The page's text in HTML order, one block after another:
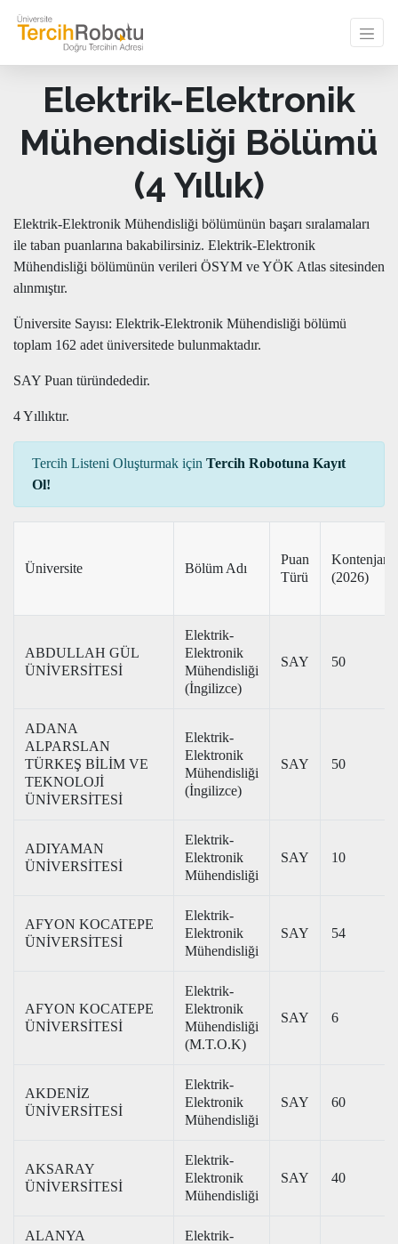
Elektrik-Elektronik
Mühendisliği Bölümü
(4 Yıllık)
Elektrik-Elektronik Mühendisliği bölümünün başarı sıralamaları
ile taban puanlarına bakabilirsiniz. Elektrik-Elektronik
Mühendisliği bölümünün verileri ÖSYM ve YÖK Atlas sitesinden
alınmıştır.
Üniversite Sayısı: Elektrik-Elektronik Mühendisliği bölümü
toplam 162 adet üniversitede bulunmaktadır.
SAY Puan türündededir.
4 Yıllıktır.
Tercih Listeni Oluşturmak için Tercih Robotuna Kayıt
Ol!
Üniversite Bölüm Adı
Puan
Türü
Kontenjan
(2026)
ABDULLAH GÜL
ÜNİVERSİTESİ
Elektrik-
Elektronik
Mühendisliği
(İngilizce)
SAY 50
ADANA
ALPARSLAN
TÜRKEŞ BİLİM VE
TEKNOLOJİ
ÜNİVERSİTESİ
Elektrik-
Elektronik
Mühendisliği
(İngilizce)
SAY 50
ADIYAMAN
ÜNİVERSİTESİ
Elektrik-
Elektronik
Mühendisliği
SAY 10
AFYON KOCATEPE
ÜNİVERSİTESİ
Elektrik-
Elektronik
Mühendisliği
SAY 54
AFYON KOCATEPE
ÜNİVERSİTESİ
Elektrik-
Elektronik
Mühendisliği
(M.T.O.K)
SAY 6
AKDENİZ
ÜNİVERSİTESİ
Elektrik-
Elektronik
Mühendisliği
SAY 60
AKSARAY
ÜNİVERSİTESİ
Elektrik-
Elektronik
Mühendisliği
SAY 40
ALANYA
Elektrik-